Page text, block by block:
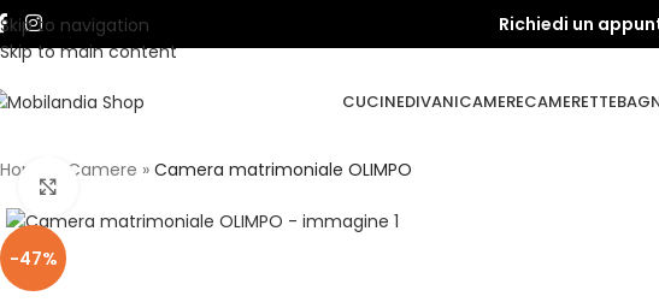
Skip to navigation
Skip to main content
Richiedi un
CUCINEDIVANICAMERECAMERETTE
Home Camere » Camera matrimoniale OLIMPO
-47%